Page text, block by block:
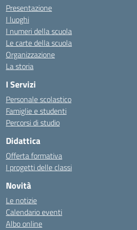
Presentazione
I luoghi
I numeri della scuola
Le carte della scuola
Organizzazione
La storia
I Servizi
Personale scolastico
Famiglie e studenti
Percorsi di studio
Didattica
Offerta formativa
I progetti delle classi
Novità
Le notizie
Calendario eventi
Albo online